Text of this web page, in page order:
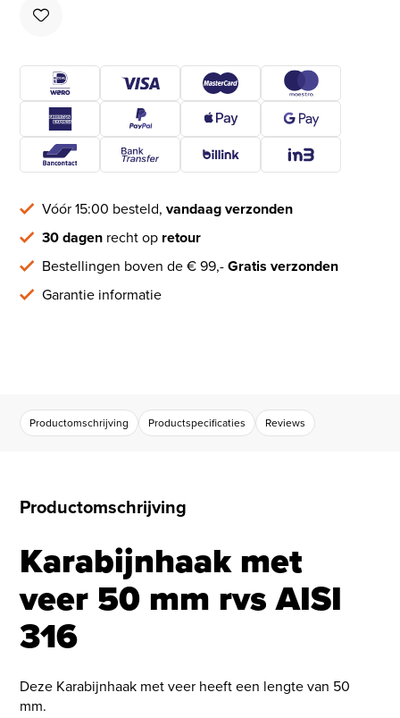
Vóór 15:00 besteld,vandaag verzonden
30 dagen recht op retour
Bestellingen boven de € 99,-Gratis verzonden
Garantie informatie
Productomschrijving Productspecificaties Reviews
Productomschrijving
Karabijnhaak met
veer 50 mm rvs AISI
316
Deze Karabijnhaak met veer heeft een lengte van 50
mm.